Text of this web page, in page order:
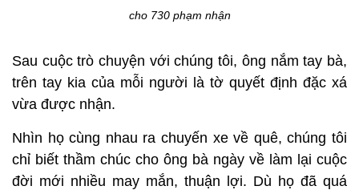
cho 730 phạm nhận
Sau cuộc trò chuyện với chúng tôi, ông nắm tay bà,
trên tay kia của mỗi người là tờ quyết định đặc xá
vừa được nhận.
Nhìn họ cùng nhau ra chuyến xe về quê, chúng tôi
chỉ biết thầm chúc cho ông bà ngày về làm lại cuộc
đời mới nhiều may mắn, thuận lợi. Dù họ đã quá